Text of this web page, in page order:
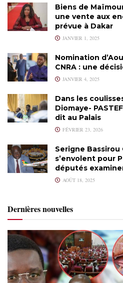
Biens de
une vente aux
prévue à Dakar
JANVIER 1, 2025
Nomination
CNRA : une
JANVIER 4, 2025
Dans les
Diomaye-
dit au Palais
FÉVRIER 23, 2026
Serigne Bassirou
s’envolent pour
députés
AOÛT 18, 2025
Dernières nouvelles